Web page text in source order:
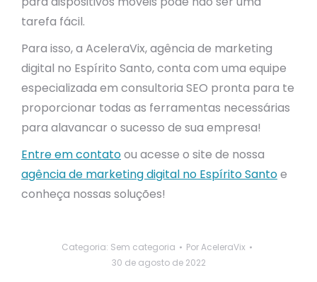
tarefa fácil.
Para isso, a AceleraVix, agência de marketing
digital no Espírito Santo, conta com uma equipe
especializada em consultoria SEO pronta para te
proporcionar todas as ferramentas necessárias
para alavancar o sucesso de sua empresa!
Entre em contatoou acesse o site de nossa
agência de marketing digital no Espírito Santoe
conheça nossas soluções!
Categoria: Sem categoria PorAceleraVix
30 de agosto de 2022